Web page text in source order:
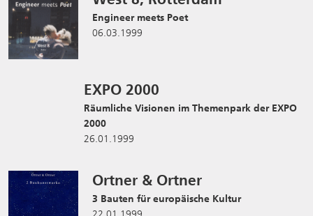
Engineer meets Poet
06.03.1999
EXPO 2000
Räumliche Visionen im Themenpark der EXPO
2000
26.01.1999
Ortner & Ortner
3 Bauten für europäische Kultur